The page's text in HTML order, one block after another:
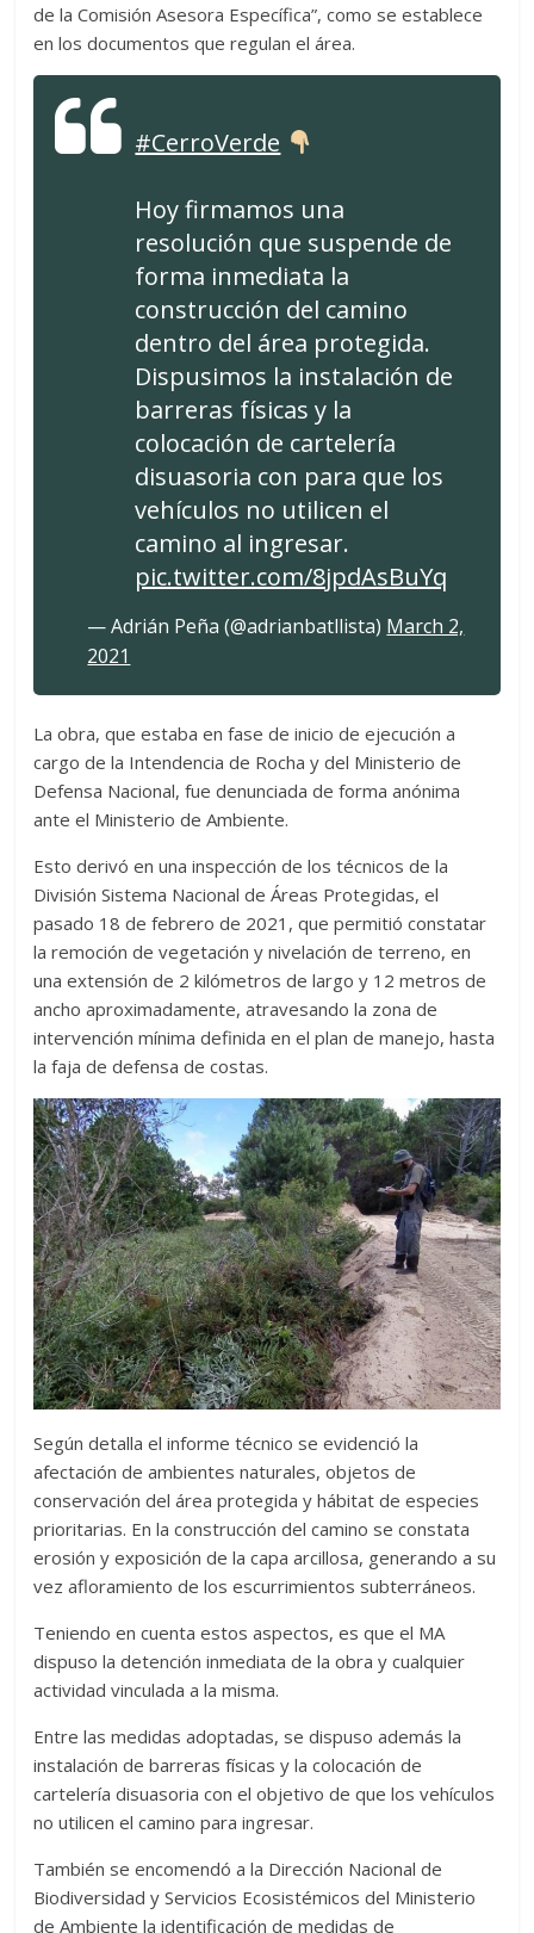
de la Comisión Asesora Específica”, como se establece
en los documentos que regulan el área.
#CerroVerde
Hoy firmamos una
resolución que suspende de
forma inmediata la
construcción del camino
dentro del área protegida.
Dispusimos la instalación de
barreras físicas y la
colocación de cartelería
disuasoria con para que los
vehículos no utilicen el
camino al ingresar.
pic.twitter.com/8jpdAsBuYq
— Adrián Peña (@adrianbatllista) March 2,
2021
La obra, que estaba en fase de inicio de ejecución a
cargo de la Intendencia de Rocha y del Ministerio de
Defensa Nacional, fue denunciada de forma anónima
ante el Ministerio de Ambiente.
Esto derivó en una inspección de los técnicos de la
División Sistema Nacional de Áreas Protegidas, el
pasado 18 de febrero de 2021, que permitió constatar
la remoción de vegetación y nivelación de terreno, en
una extensión de 2 kilómetros de largo y 12 metros de
ancho aproximadamente, atravesando la zona de
intervención mínima definida en el plan de manejo, hasta
la faja de defensa de costas.
Según detalla el informe técnico se evidenció la
afectación de ambientes naturales, objetos de
conservación del área protegida y hábitat de especies
prioritarias. En la construcción del camino se constata
erosión y exposición de la capa arcillosa, generando a su
vez afloramiento de los escurrimientos subterráneos.
Teniendo en cuenta estos aspectos, es que el MA
dispuso la detención inmediata de la obra y cualquier
actividad vinculada a la misma.
Entre las medidas adoptadas, se dispuso además la
instalación de barreras físicas y la colocación de
cartelería disuasoria con el objetivo de que los vehículos
no utilicen el camino para ingresar.
También se encomendó a la Dirección Nacional de
Biodiversidad y Servicios Ecosistémicos del Ministerio
de Ambiente la identificación de medidas de